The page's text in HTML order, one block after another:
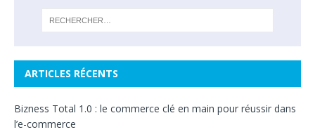
ARTICLES RÉCENTS
Bizness Total 1.0 : le commerce clé en main pour réussir dans
l’e-commerce